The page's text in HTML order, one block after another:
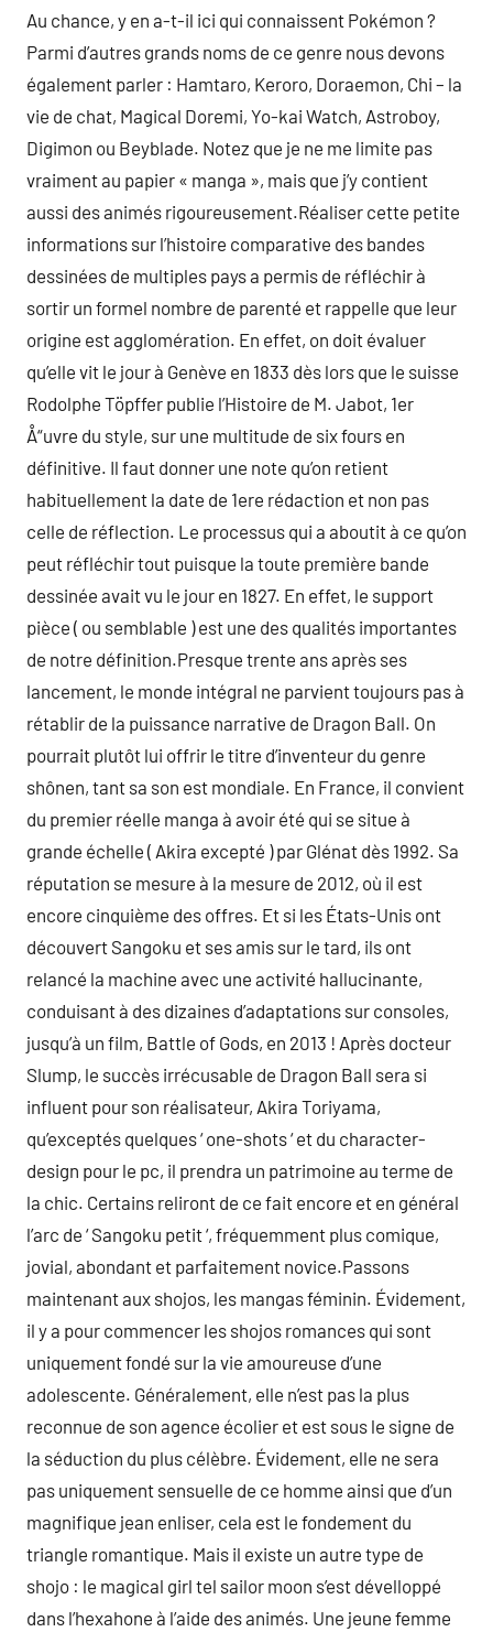
Au chance, y en a-t-il ici qui connaissent Pokémon ?
Parmi d’autres grands noms de ce genre nous devons
également parler : Hamtaro, Keroro, Doraemon, Chi – la
vie de chat, Magical Doremi, Yo-kai Watch, Astroboy,
Digimon ou Beyblade. Notez que je ne me limite pas
vraiment au papier « manga », mais que j’y contient
aussi des animés rigoureusement.Réaliser cette petite
informations sur l’histoire comparative des bandes
dessinées de multiples pays a permis de réfléchir à
sortir un formel nombre de parenté et rappelle que leur
origine est agglomération. En effet, on doit évaluer
qu’elle vit le jour à Genève en 1833 dès lors que le suisse
Rodolphe Töpffer publie l’Histoire de M. Jabot, 1er
Å“uvre du style, sur une multitude de six fours en
définitive. Il faut donner une note qu’on retient
habituellement la date de 1ere rédaction et non pas
celle de réflection. Le processus qui a aboutit à ce qu’on
peut réfléchir tout puisque la toute première bande
dessinée avait vu le jour en 1827. En effet, le support
pièce ( ou semblable ) est une des qualités importantes
de notre définition.Presque trente ans après ses
lancement, le monde intégral ne parvient toujours pas à
rétablir de la puissance narrative de Dragon Ball. On
pourrait plutôt lui offrir le titre d’inventeur du genre
shônen, tant sa son est mondiale. En France, il convient
du premier réelle manga à avoir été qui se situe à
grande échelle ( Akira excepté ) par Glénat dès 1992. Sa
réputation se mesure à la mesure de 2012, où il est
encore cinquième des offres. Et si les États-Unis ont
découvert Sangoku et ses amis sur le tard, ils ont
relancé la machine avec une activité hallucinante,
conduisant à des dizaines d’adaptations sur consoles,
jusqu’à un film, Battle of Gods, en 2013 ! Après docteur
Slump, le succès irrécusable de Dragon Ball sera si
influent pour son réalisateur, Akira Toriyama,
qu’exceptés quelques ‘ one-shots ‘ et du character-
design pour le pc, il prendra un patrimoine au terme de
la chic. Certains reliront de ce fait encore et en général
l’arc de ‘ Sangoku petit ‘, fréquemment plus comique,
jovial, abondant et parfaitement novice.Passons
maintenant aux shojos, les mangas féminin. Évidement,
il y a pour commencer les shojos romances qui sont
uniquement fondé sur la vie amoureuse d’une
adolescente. Généralement, elle n’est pas la plus
reconnue de son agence écolier et est sous le signe de
la séduction du plus célèbre. Évidement, elle ne sera
pas uniquement sensuelle de ce homme ainsi que d’un
magnifique jean enliser, cela est le fondement du
triangle romantique. Mais il existe un autre type de
shojo : le magical girl tel sailor moon s’est dévelloppé
dans l’hexahone à l’aide des animés. Une jeune femme